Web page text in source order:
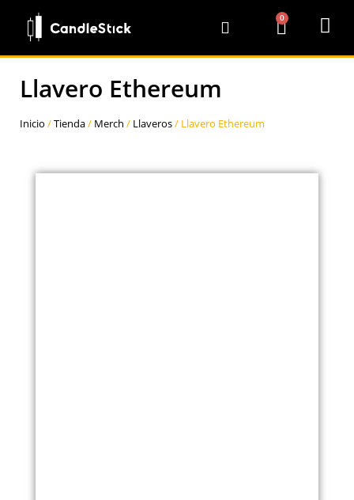
0
Llavero Ethereum
Inicio /Tienda/ Merch / Llaveros/ Llavero Ethereum